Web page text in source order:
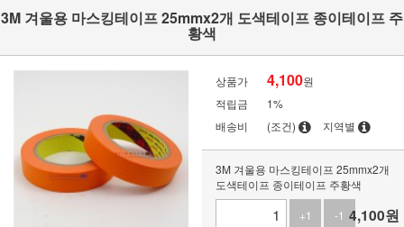
3M 겨울용 마스킹테이프 25mmx2개 도색테이프 종이테이프 주
황색
상품가 4,100원
적립금
1%
배송비
(조건) 지역별
3M 겨울용 마스킹테이프 25mmx2개
도색테이프 종이테이프 주황색
+1
-1 4,100원